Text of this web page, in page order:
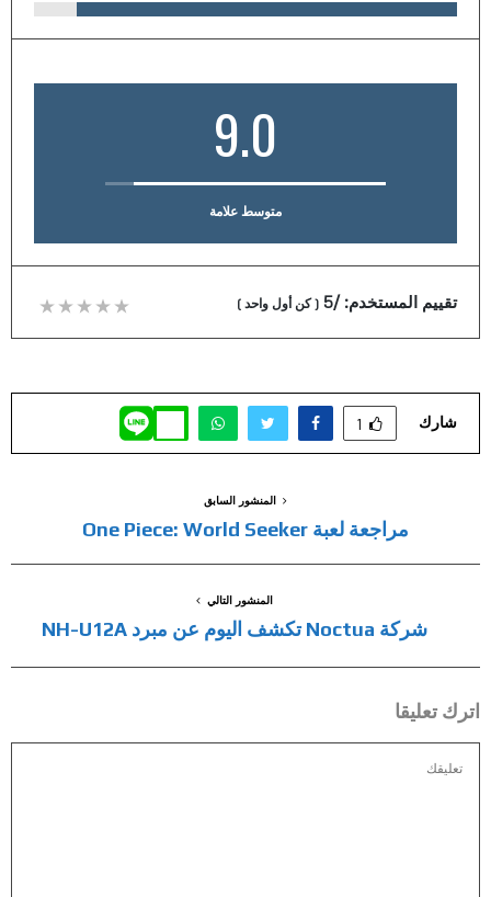
9.0
متوسط علامة
تقييم المستخدم:/5
(كن أول واحد )
شارك 1
المنشور السابق
مراجعة لعبة One Piece: World Seeker
المنشور التالي
شركة Noctua تكشف اليوم عن مبرد NH-U12A
اترك تعليقا